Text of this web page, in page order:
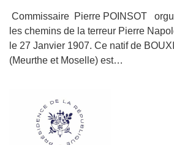
Commissaire Pierre POINSOT
les chemins de la terreur Pierre
le 27 Janvier 1907. Ce natif de
(Meurthe et Moselle) est…